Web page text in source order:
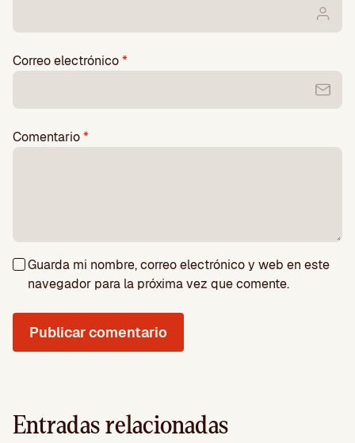
Correo electrónico*
Comentario*
Guarda mi nombre, correo electrónico y web en este
navegador para la próxima vez que comente.
Entradas relacionadas